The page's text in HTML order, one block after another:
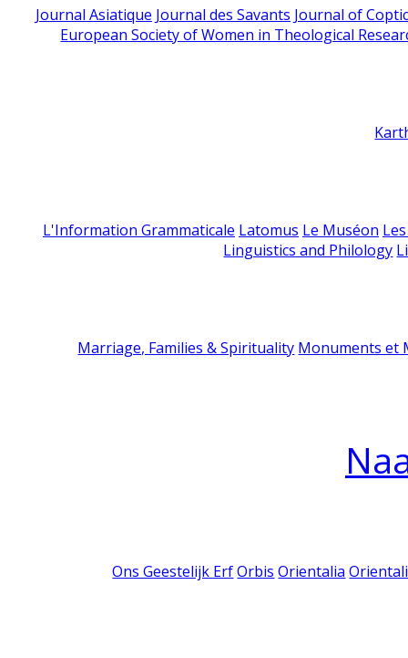
Journal Asiatique Journal des Savants Journal of
European Society of Women in Theological
L'Information Grammaticale Latomus Le Muséon
Linguistics and Philology
Marriage, Families & Spirituality Monuments et
Ons Geestelijk Erf Orbis Orientalia